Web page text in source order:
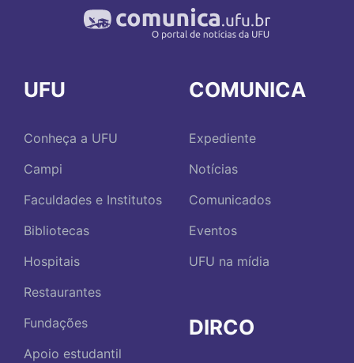
UFU
Conheça a UFU
Campi
Faculdades e Institutos
Bibliotecas
Hospitais
Restaurantes
Fundações
Apoio estudantil
COMUNICA
Expediente
Notícias
Comunicados
Eventos
UFU na mídia
DIRCO